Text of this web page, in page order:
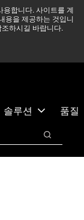
용합니다. 사이트를 계
용을 제공하는 것입니
하시길 바랍니다.
, 모든 서비스는
어보기 →
솔루션
품질
검색